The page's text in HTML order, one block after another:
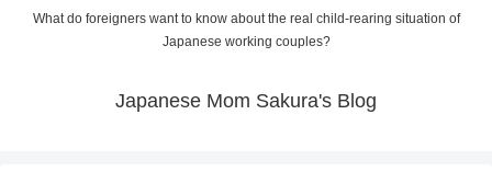
What do foreigners want to know about the real child-rearing situation of
Japanese working couples?
Japanese Mom Sakura's Blog